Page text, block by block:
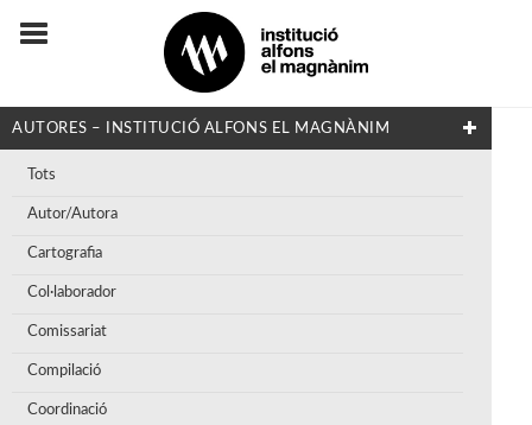
AUTORES – INSTITUCIÓ ALFONS EL MAGNÀNIM
Tots
Autor/Autora
Cartografia
Col·laborador
Comissariat
Compilació
Coordinació